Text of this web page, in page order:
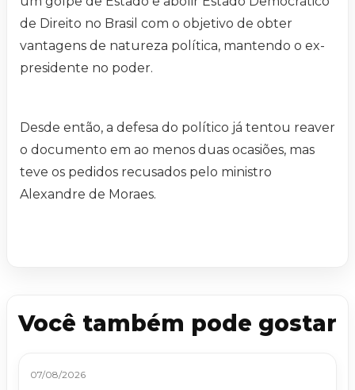
de Direito no Brasil com o objetivo de obter
vantagens de natureza política, mantendo o ex-
presidente no poder.
Desde então, a defesa do político já tentou reaver
o documento em ao menos duas ocasiões, mas
teve os pedidos recusados pelo ministro
Alexandre de Moraes.
Você também pode gostar
07/08/2026